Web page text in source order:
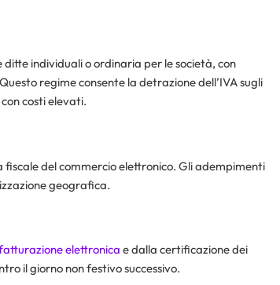
individuali o ordinaria per le società, con
regime consente la detrazione dell’IVA sugli
costi elevati.
fiscale del commercio elettronico. Gli adempimenti
geografica.
elettronica e dalla certificazione dei
il giorno non festivo successivo.